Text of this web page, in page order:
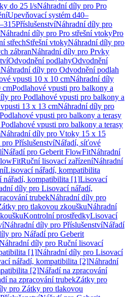
do 25 l/sNáhradní díly pro Pro
Upevňovací systém d40–
PříslušenstvíNáhradní díly pro
Náhradní díly pro Pro střešní vtokyPro
střechStřešní vtokyNáhradní díly pro
zábranNáhradní díly pro Prvky
Odvodnění podlahyOdvodnění
Náhradní díly pro Odvodnění podlah
vpusti 10 x 10 cmNáhradní díly
cmPodlahové vpusti pro balkony a
pro Podlahové vpusti pro balkony a
13 x 13 cmNáhradní díly pro
Podlahové vpusti pro balkony a terasy
vpusti pro balkony a terasy
Náhradní díly pro Vtoky 15 x 15
PříslušenstvíNářadí, síťové
Nářadí pro Geberit FlowFitNáhradní
Ruční lisovací zařízeníNáhradní
Lisovací nářadí, kompatibilita
kompatibilita [1]Lisovací
díly pro Lisovací nářadí,
trubekNáhradní díly pro
pro tlakovou zkouškuNáhradní
Kontrolní prostředkyLisovací
Náhradní díly pro PříslušenstvíNářadí
pro Nářadí pro Geberit
díly pro Ruční lisovací
[1]Náhradní díly pro Lisovací
nářadí, kompatibilita [2]Náhradní
[2]Nářadí na zpracování
na zpracování trubekZátky pro
pro Zátky pro tlakovou